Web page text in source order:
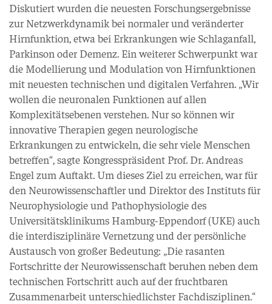
Diskutiert wurden die neuesten Forschungsergebnisse
zur Netzwerkdynamik bei normaler und veränderter
Hirnfunktion, etwa bei Erkrankungen wie Schlaganfall,
Parkinson oder Demenz. Ein weiterer Schwerpunkt war
die Modellierung und Modulation von Hirnfunktionen
mit neuesten technischen und digitalen Verfahren. „Wir
wollen die neuronalen Funktionen auf allen
Komplexitätsebenen verstehen. Nur so können wir
innovative Therapien gegen neurologische
Erkrankungen zu entwickeln, die sehr viele Menschen
betreffen“, sagte Kongresspräsident Prof. Dr. Andreas
Engel zum Auftakt. Um dieses Ziel zu erreichen, war für
den Neurowissenschaftler und Direktor des Instituts für
Neurophysiologie und Pathophysiologie des
Universitätsklinikums Hamburg-Eppendorf (UKE) auch
die interdisziplinäre Vernetzung und der persönliche
Austausch von großer Bedeutung: „Die rasanten
Fortschritte der Neurowissenschaft beruhen neben dem
technischen Fortschritt auch auf der fruchtbaren
Zusammenarbeit unterschiedlichster Fachdisziplinen.“